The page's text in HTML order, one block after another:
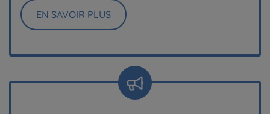
EN SAVOIR PLUS